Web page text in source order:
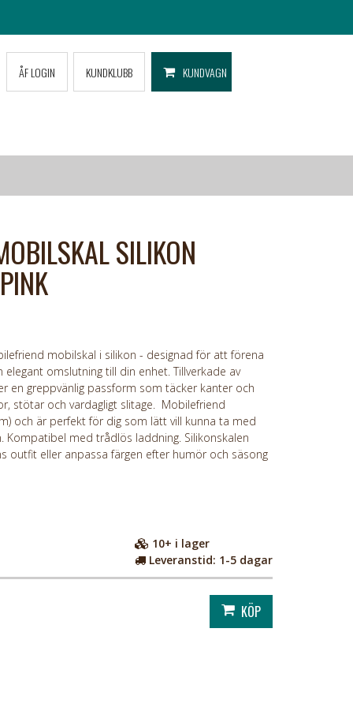
ÅF LOGIN KUNDKLUBB KUNDVAGN
SILIKON
mobilskal i silikon - designad för att förena
omslutning till din enhet. Tillverkade av
en greppvänlig passform som täcker kanter och
stötar och vardagligt slitage. Mobilefriend
och är perfekt för dig som lätt vill kunna ta med
Kompatibel med trådlös laddning. Silikonskalen
outfit eller anpassa färgen efter humör och säsong
10+ i lager
Leveranstid: 1-5 dagar